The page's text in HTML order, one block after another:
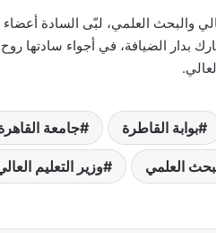
والبحث العلمي، لبّى السادة
بدار الضيافة، في أجواء سادتها
بوابة القاطرة جامعة
العلمي وزير التعليم